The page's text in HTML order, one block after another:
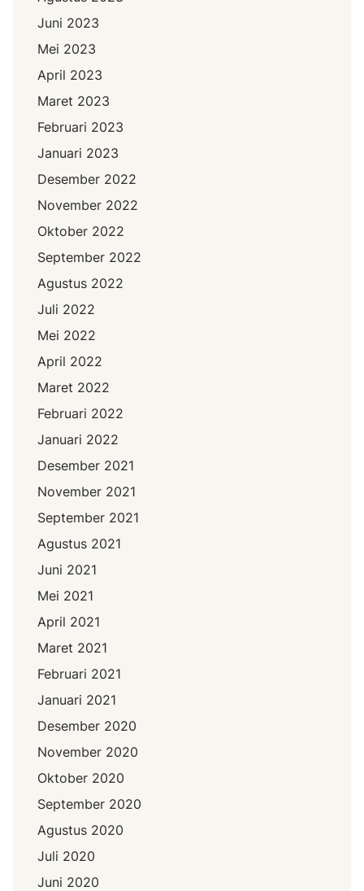
Juni 2023
Mei 2023
April 2023
Maret 2023
Februari 2023
Januari 2023
Desember 2022
November 2022
Oktober 2022
September 2022
Agustus 2022
Juli 2022
Mei 2022
April 2022
Maret 2022
Februari 2022
Januari 2022
Desember 2021
November 2021
September 2021
Agustus 2021
Juni 2021
Mei 2021
April 2021
Maret 2021
Februari 2021
Januari 2021
Desember 2020
November 2020
Oktober 2020
September 2020
Agustus 2020
Juli 2020
Juni 2020